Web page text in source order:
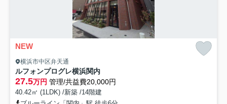
NEW
横浜市中区弁天通
ルフォンプログレ横浜関内
27.5万円 管理/共益費20,000円
40.42㎡ (1LDK) /新築 /14階建